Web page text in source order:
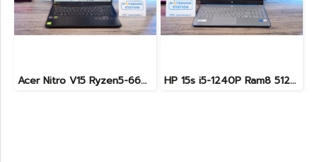
Acer Nitro V15 Ryzen5-6600H RTX2050(4GB) RAM16 512GB SSD จอ15.6นิ้ว FHD 165Hz sRGB100% เกมมิ่งรุ่นใหม่ ดีไซน์เครื่องบาง สวยเท่ดูทันสมัย มีประกันศูนย์2028 ราคาสุดคุ้มเพียง 17,990.- HP 15s i5-1240P Ram8 512GB M.2 จอ15.6นิ้ว FHD IPS สเปคดี ทำงานเก่ง จอใหญ่ มีแป้นตัวเลขแยก ดีไซน์เรียบหรูบางเบา พร้อมใช้งานเพียง 11,990.-เท่านั้น